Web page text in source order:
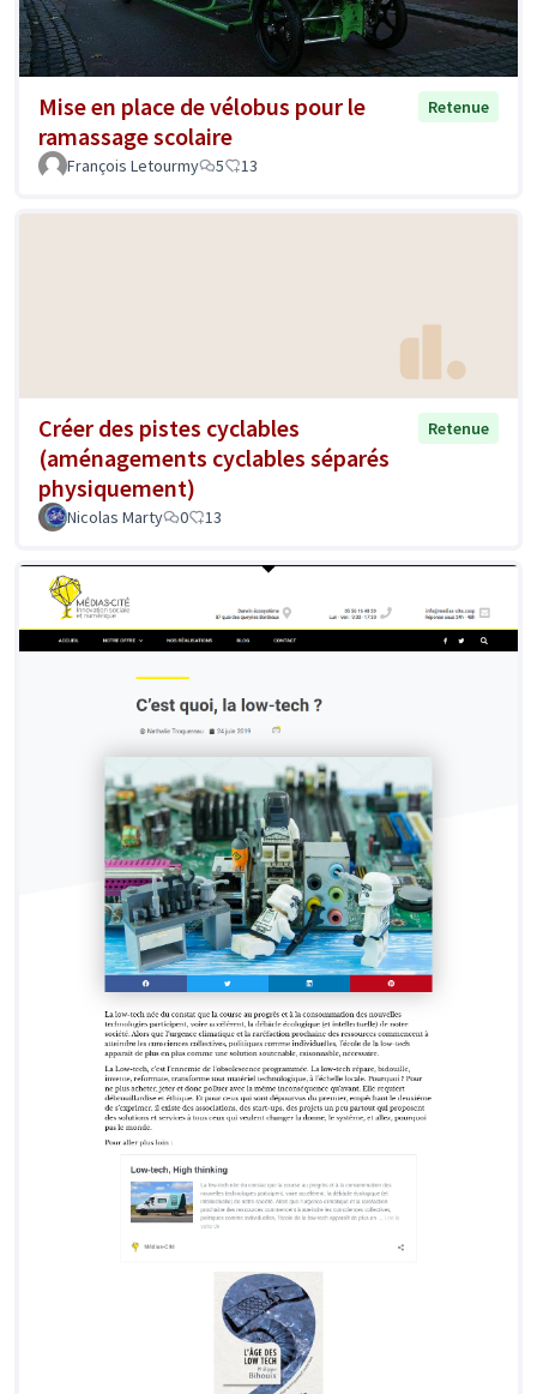
Mise en place de vélobus pour le
ramassage scolaire
Retenue
François Letourmy 5 13
Créer des pistes cyclables
(aménagements cyclables séparés
physiquement)
Retenue
Nicolas Marty 0 13